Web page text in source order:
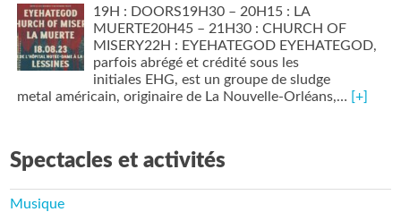
19H : DOORS19H30 – 20H15 : LA
MUERTE20H45 – 21H30 : CHURCH OF
MISERY22H : EYEHATEGOD EYEHATEGOD,
parfois abrégé et crédité sous les
initiales EHG, est un groupe de sludge
metal américain, originaire de La Nouvelle-Orléans,… [+]
Spectacles et activités
Musique